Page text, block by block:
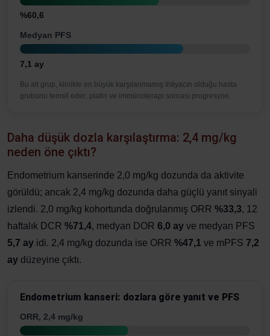
%60,6
Medyan PFS
7,1 ay
Bu alt grup, klinikte en büyük karşılanmamış ihtiyacın olduğu hasta
grubunu temsil eder: platin ve immünoterapi sonrası progresyon.
Daha düşük dozla karşılaştırma: 2,4 mg/kg
neden öne çıktı?
Endometrium kanserinde 2,0 mg/kg dozunda da aktivite
görüldü; ancak 2,4 mg/kg dozunda daha güçlü yanıt sinyali
izlendi. 2,0 mg/kg kohortunda doğrulanmış ORR %33,3, 12
haftalık DCR %71,4, medyan DOR 6,0 ay ve medyan PFS
5,7 ay idi. 2,4 mg/kg dozunda ise ORR %47,1 ve mPFS 7,2
ay düzeyine çıktı.
Endometrium kanseri: dozlara göre yanıt ve PFS
ORR, 2,4 mg/kg